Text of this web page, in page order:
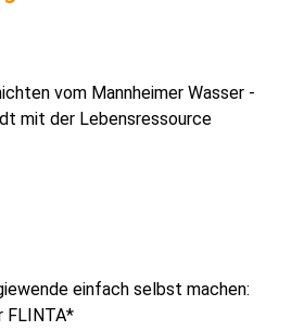
vom Mannheimer Wasser -
mit der Lebensressource
einfach selbst machen:
FLINTA*